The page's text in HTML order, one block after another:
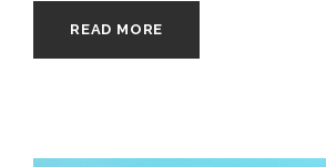
READ MORE